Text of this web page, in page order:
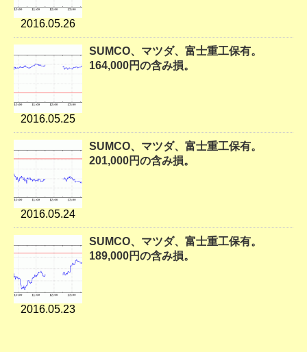
2016.05.26
2016.05.25
SUMCO、マツダ、富士重工保有。
164,000円の含み損。
2016.05.24
SUMCO、マツダ、富士重工保有。
201,000円の含み損。
2016.05.23
SUMCO、マツダ、富士重工保有。
189,000円の含み損。